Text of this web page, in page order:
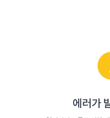
에러가